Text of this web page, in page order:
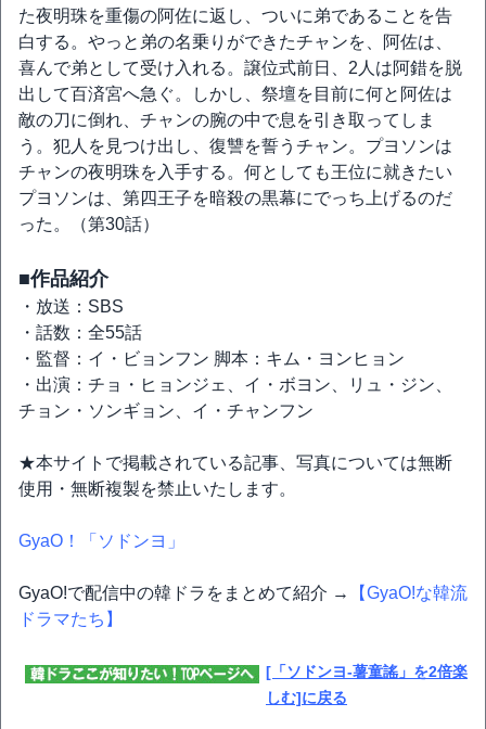
た夜明珠を重傷の阿佐に返し、ついに弟であることを告
白する。やっと弟の名乗りができたチャンを、阿佐は、
喜んで弟として受け入れる。譲位式前日、2人は阿錯を脱
出して百済宮へ急ぐ。しかし、祭壇を目前に何と阿佐は
敵の刀に倒れ、チャンの腕の中で息を引き取ってしま
う。犯人を見つけ出し、復讐を誓うチャン。プヨソンは
チャンの夜明珠を入手する。何としても王位に就きたい
プヨソンは、第四王子を暗殺の黒幕にでっち上げるのだ
った。（第30話）
■作品紹介
・放送：SBS
・話数：全55話
・監督：イ・ビョンフン 脚本：キム・ヨンヒョン
・出演：チョ・ヒョンジェ、イ・ボヨン、リュ・ジン、
チョン・ソンギョン、イ・チャンフン
★本サイトで掲載されている記事、写真については無断
使用・無断複製を禁止いたします。
GyaO！「ソドンヨ」
GyaO!で配信中の韓ドラをまとめて紹介 →
【GyaO!な韓流
ドラマたち】
[「ソドンヨ-薯童謠」を2倍楽
しむ]に戻る